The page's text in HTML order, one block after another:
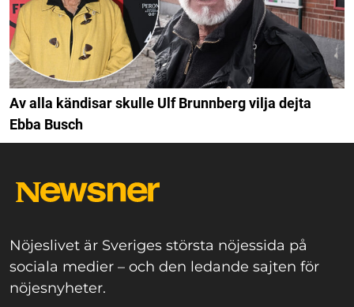
Av alla kändisar skulle Ulf Brunnberg vilja dejta
Ebba Busch
Nöjeslivet är Sveriges största nöjessida på
sociala medier – och den ledande sajten för
nöjesnyheter.